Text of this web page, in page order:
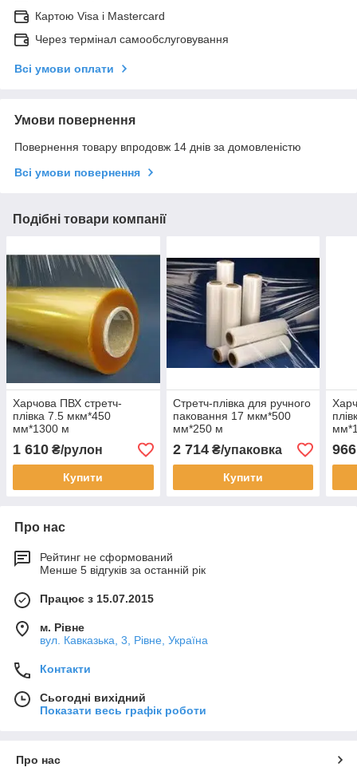
Картою Visa і Mastercard
Через термінал самообслуговування
Всі умови оплати
Умови повернення
Повернення товару впродовж 14 днів за домовленістю
Всі умови повернення
Подібні товари компанії
Харчова ПВХ стретч-
плівка 7.5 мкм*450
мм*1300 м
(ширина*довжина)
1 610 ₴/рулон
Купити
Стретч-плівка для ручного
паковання 17 мкм*500
мм*250 м
(ширина*довжина)
2 714₴/упаковка
Купити
966
Про нас
Рейтинг не сформований
Менше 5 відгуків за останній рік
Працює з 15.07.2015
м. Рівне
вул. Кавказька, 3, Рівне, Україна
Контакти
Сьогодні вихідний
Показати весь графік роботи
Про нас